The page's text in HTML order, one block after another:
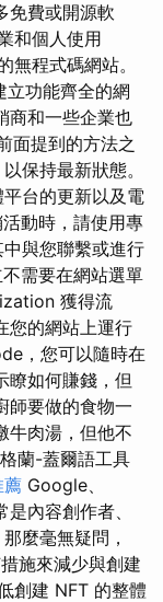
免費或開源軟
和個人使用
程式碼網站。
功能齊全的網
商和一些企業也
面提到的方法之
保持最新狀態。
台的更新以及電
動時，請使用專
與您聯繫或進行
需要在網站選單
獲得流
您的網站上運行
，您可以隨時在
瞭如何賺錢，但
師要做的食物一
牛肉湯，但他不
蘭-蓋爾語工具
薦 Google、
內容創作者、
麼毫無疑問，
施來減少與創建
創建 NFT 的整體